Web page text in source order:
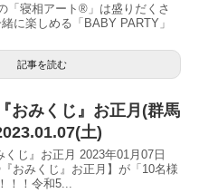
「寝相アート®」は盛りだくさ
に楽しめる「BABY PARTY」
記事を読む
おみくじ』お正月(群馬
土)
じ』お正月 2023年01月07日
おみくじ』お正月】が「10名様
！！令和5...